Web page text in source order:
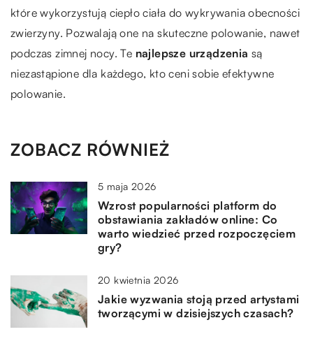
które wykorzystują ciepło ciała do wykrywania obecności
zwierzyny. Pozwalają one na skuteczne polowanie, nawet
podczas zimnej nocy. Te najlepsze urządzenia są
niezastąpione dla każdego, kto ceni sobie efektywne
polowanie.
ZOBACZ RÓWNIEŻ
5 maja 2026
Wzrost popularności platform do
obstawiania zakładów online: Co
warto wiedzieć przed rozpoczęciem
gry?
20 kwietnia 2026
Jakie wyzwania stoją przed artystami
tworzącymi w dzisiejszych czasach?